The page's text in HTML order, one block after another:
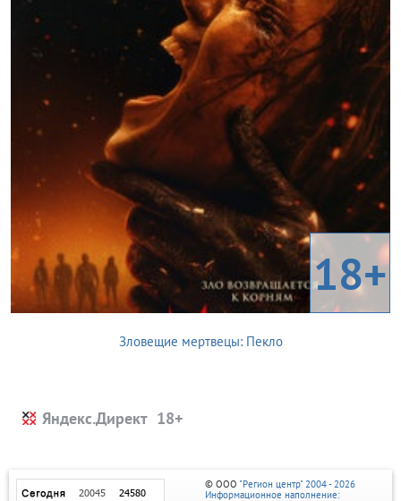
18+
Зловещие мертвецы: Пекло
Яндекс.Директ
© ООО "Регион центр" 2004 - 2026
Информационное наполнение: